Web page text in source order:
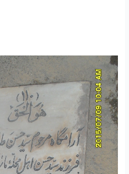
۲۰۹
–
ساعتی
تفکر
۷۱
“تفکری
در
معنی
شعر
،